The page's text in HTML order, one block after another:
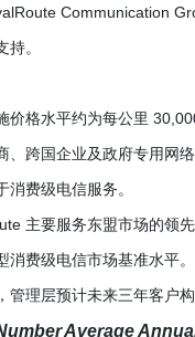
Communication
。
价格水平约为每公里
、跨国企业及政府专用网
费级电信服务。
主要服务东盟市场的领
费级电信市场基准水平。
管理层预计未来三年客户
Average